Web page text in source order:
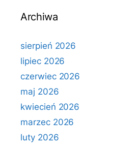
Archiwa
sierpień 2026
lipiec 2026
czerwiec 2026
maj 2026
kwiecień 2026
marzec 2026
luty 2026